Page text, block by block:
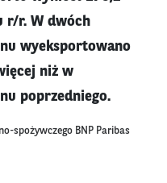
r/r. W dwóch
wyeksportowano
niż w
poprzedniego.
spożywczego BNP Paribas